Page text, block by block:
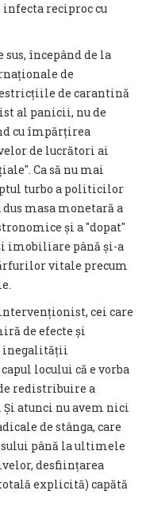
infecta reciproc cu
începând de la
de
de carantină
al panicii, nu de
cu împărțirea
de lucrători ai
Ca să nu mai
turbo a politicilor
masa monetară a
și a "dopat"
imobiliare până și-a
vitale precum
cei care
de efecte și
inegalității
locului că e vorba
redistribuire a
atunci nu avem nici
de stânga, care
până la ultimele
desființarea
explicită) capătă